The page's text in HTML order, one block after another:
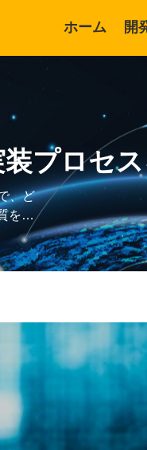
ホーム 開
プロセ
、ど
を大
も、
に多
ーズ
おけ
計・
。
開発サービス
ソフトウェア開発
ソフトウェア統合
ソフトウェアテスト
ソフトウェアのメンテナンス
エンジニア採用支援